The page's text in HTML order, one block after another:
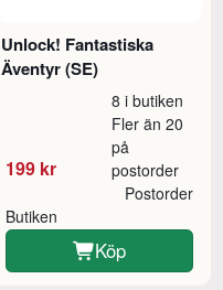
Unlock! Fantastiska
Äventyr (SE)
199 kr
8 i butiken
Fler än 20
på
postorder
Butiken
Postorder
Köp